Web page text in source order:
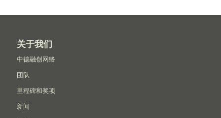
关于我们
中德融创网络
团队
里程碑和奖项
新闻